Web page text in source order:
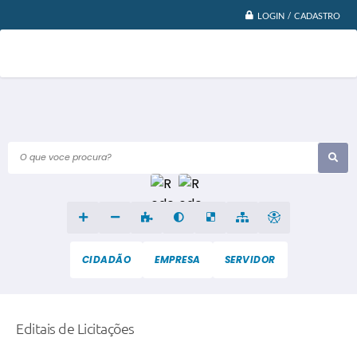
LOGIN / CADASTRO
O que voce procura?
CIDADÃO EMPRESA SERVIDOR
Editais de Licitações